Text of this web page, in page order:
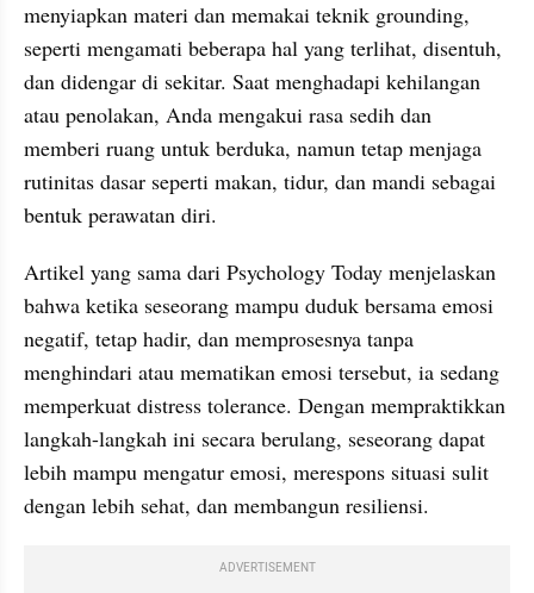
menyiapkan materi dan memakai teknik grounding,
seperti mengamati beberapa hal yang terlihat, disentuh,
dan didengar di sekitar. Saat menghadapi kehilangan
atau penolakan, Anda mengakui rasa sedih dan
memberi ruang untuk berduka, namun tetap menjaga
rutinitas dasar seperti makan, tidur, dan mandi sebagai
bentuk perawatan diri.
Artikel yang sama dari Psychology Today menjelaskan
bahwa ketika seseorang mampu duduk bersama emosi
negatif, tetap hadir, dan memprosesnya tanpa
menghindari atau mematikan emosi tersebut, ia sedang
memperkuat distress tolerance. Dengan mempraktikkan
langkah-langkah ini secara berulang, seseorang dapat
lebih mampu mengatur emosi, merespons situasi sulit
dengan lebih sehat, dan membangun resiliensi.
ADVERTISEMENT